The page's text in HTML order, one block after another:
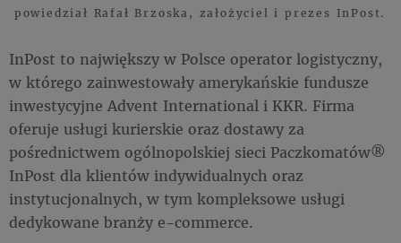
powiedział Rafał Brzoska, założyciel i prezes InPost.
InPost to największy w Polsce operator logistyczny,
w którego zainwestowały amerykańskie fundusze
inwestycyjne Advent International i KKR. Firma
oferuje usługi kurierskie oraz dostawy za
pośrednictwem ogólnopolskiej sieci Paczkomatów®
InPost dla klientów indywidualnych oraz
instytucjonalnych, w tym kompleksowe usługi
dedykowane branży e-commerce.